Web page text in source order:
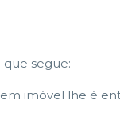
segue:
imóvel lhe é